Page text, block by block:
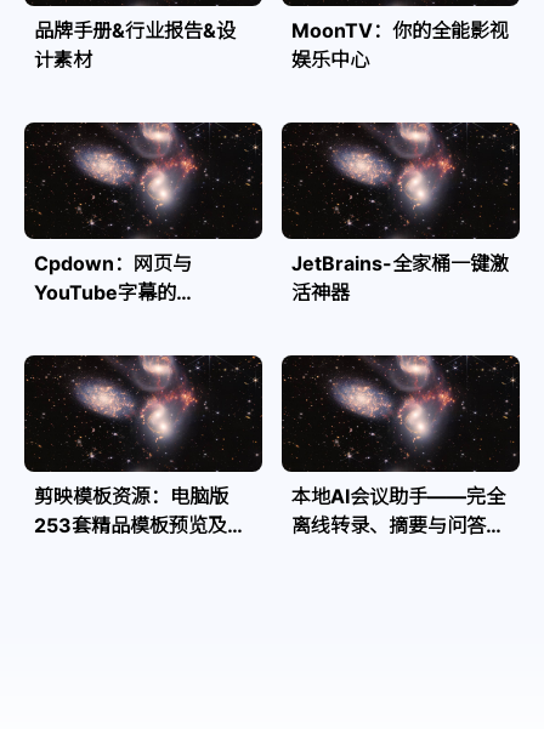
品牌手册&行业报告&设
计素材
MoonTV：你的全能影视
娱乐中心
Cpdown：网页与
YouTube字幕的
JetBrains-全家桶一键激
活神器
剪映模板资源：电脑版
253套精品模板预览及源
本地AI会议助手——完全
离线转录、摘要与问答，